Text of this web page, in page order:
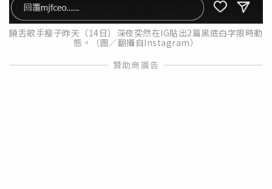
饒舌歌手瘦子昨天（14日）深夜突然在IG貼出2篇黑底白字限時動
態。（圖／翻攝自Instagram）